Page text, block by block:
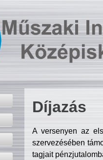
Díjazás
A versenyen az
szervezésében
tagjait